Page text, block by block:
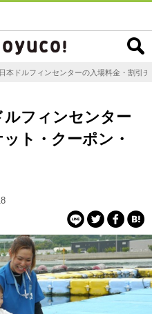
本ドルフィンセンターの入場料金・割引
ルフィンセンター
ト・クーポン・